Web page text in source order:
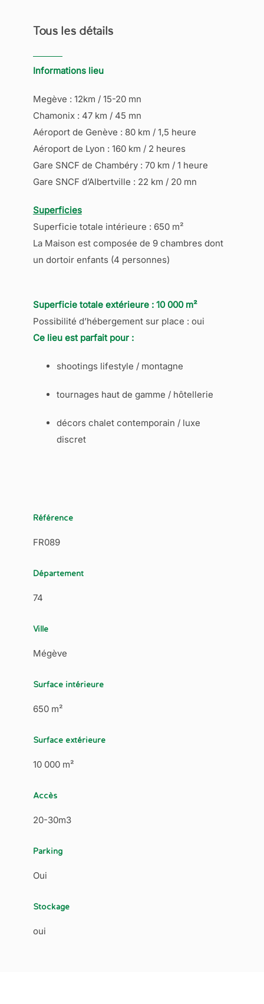
Tous les détails
Informations lieu
Megève : 12km / 15-20 mn
Chamonix : 47 km / 45 mn
Aéroport de Genève : 80 km / 1,5 heure
Aéroport de Lyon : 160 km / 2 heures
Gare SNCF de Chambéry : 70 km / 1 heure
Gare SNCF d’Albertville : 22 km / 20 mn
Superficies
Superficie totale intérieure : 650 m²
La Maison est composée de 9 chambres dont
un dortoir enfants (4 personnes)
Superficie totale extérieure : 10 000 m²
Possibilité d’hébergement sur place : oui
Ce lieu est parfait pour :
shootings lifestyle / montagne
tournages haut de gamme / hôtellerie
décors chalet contemporain / luxe
discret
Référence
FR089
Département
74
Ville
Mégève
Surface intérieure
650 m²
Surface extérieure
10 000 m²
Accès
20-30m3
Parking
Oui
Stockage
oui